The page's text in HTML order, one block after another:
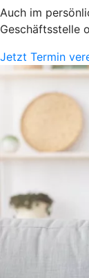
Auch im
Geschäftsstelle
Jetzt Termin